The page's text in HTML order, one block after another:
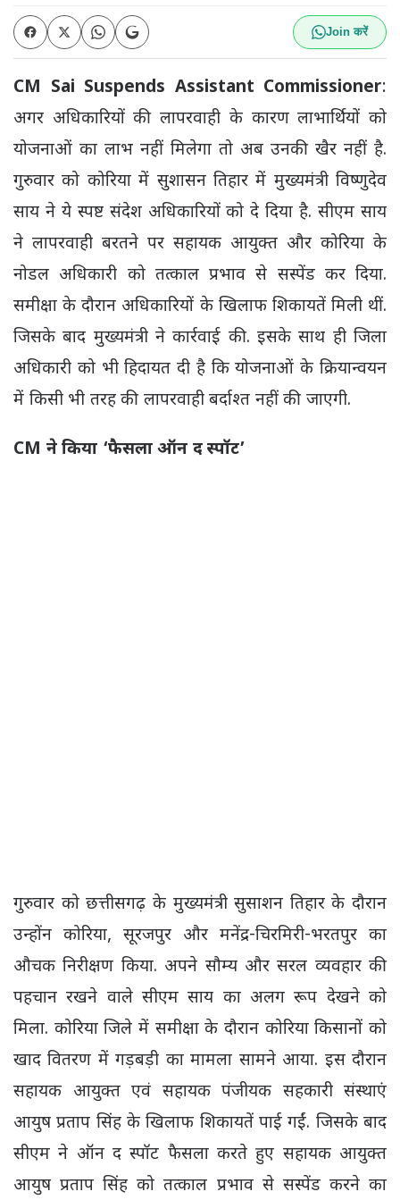
Join करें
CM Sai Suspends Assistant Commissioner:
अगर अधिकारियों की लापरवाही के कारण लाभार्थियों को
योजनाओं का लाभ नहीं मिलेगा तो अब उनकी खैर नहीं है.
गुरुवार को कोरिया में सुशासन तिहार में मुख्यमंत्री विष्णुदेव
साय ने ये स्पष्ट संदेश अधिकारियों को दे दिया है. सीएम साय
ने लापरवाही बरतने पर सहायक आयुक्त और कोरिया के
नोडल अधिकारी को तत्काल प्रभाव से सस्पेंड कर दिया.
समीक्षा के दौरान अधिकारियों के खिलाफ शिकायतें मिली थीं.
जिसके बाद मुख्यमंत्री ने कार्रवाई की. इसके साथ ही जिला
अधिकारी को भी हिदायत दी है कि योजनाओं के क्रियान्वयन
में किसी भी तरह की लापरवाही बर्दाश्त नहीं की जाएगी.
CM ने किया ‘फैसला ऑन द स्पॉट’
गुरुवार को छत्तीसगढ़ के मुख्यमंत्री सुसाशन तिहार के दौरान
उन्होंन कोरिया, सूरजपुर और मनेंद्र-चिरमिरी-भरतपुर का
औचक निरीक्षण किया. अपने सौम्य और सरल व्यवहार की
पहचान रखने वाले सीएम साय का अलग रूप देखने को
मिला. कोरिया जिले में समीक्षा के दौरान कोरिया किसानों को
खाद वितरण में गड़बड़ी का मामला सामने आया. इस दौरान
सहायक आयुक्त एवं सहायक पंजीयक सहकारी संस्थाएं
आयुष प्रताप सिंह के खिलाफ शिकायतें पाई गईं. जिसके बाद
सीएम ने ऑन द स्पॉट फैसला करते हुए सहायक आयुक्त
आयुष प्रताप सिंह को तत्काल प्रभाव से सस्पेंड करने का